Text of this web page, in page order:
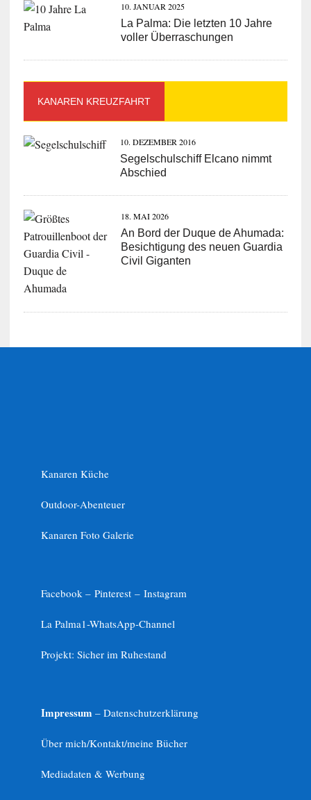
10. JANUAR 2025
La Palma: Die letzten 10 Jahre
voller Überraschungen
KANAREN KREUZFAHRT
10. DEZEMBER 2016
Segelschulschiff Elcano nimmt
Abschied
18. MAI 2026
An Bord der Duque de Ahumada:
Besichtigung des neuen Guardia
Civil Giganten
Kanaren Küche
Outdoor-Abenteuer
Kanaren Foto Galerie
Facebook – Pinterest – Instagram
La Palma1-WhatsApp-Channel
Projekt: Sicher im Ruhestand
Impressum – Datenschutzerklärung
Über mich/Kontakt/meine Bücher
Mediadaten & Werbung